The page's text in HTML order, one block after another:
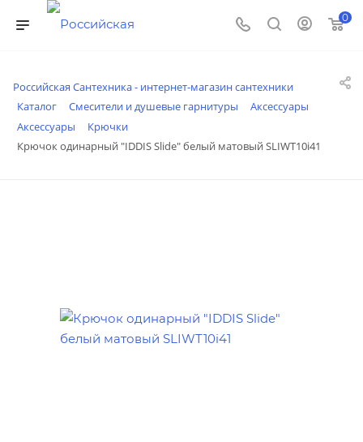
0
Российская Сантехника - интернет-магазин сантехники
Каталог
Смесители и душевые гарнитуры
Аксессуары
Аксессуары
Крючки
Крючок одинарный "IDDIS Slide" белый матовый SLIWT10i41